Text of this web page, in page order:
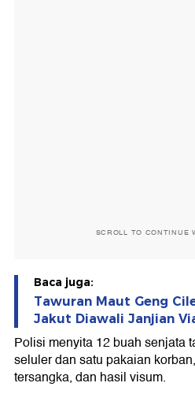
SCROLL TO CONTINUE
Baca juga:
Tawuran Maut Geng
Jakut Diawali Janjian
Polisi menyita 12 buah senjata
seluler dan satu pakaian
tersangka, dan hasil visum.